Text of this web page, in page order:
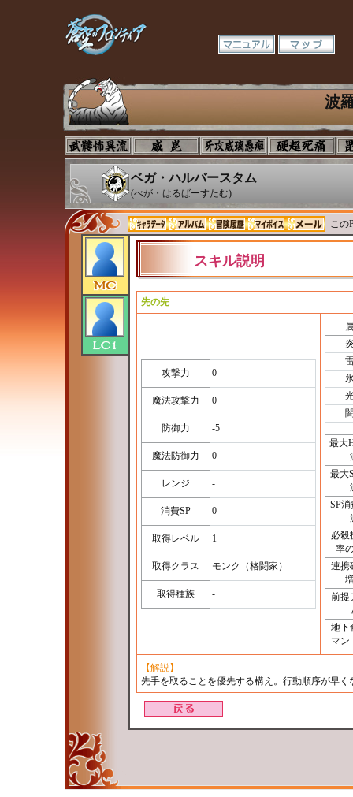
波
ベガ・ハルバースタム
(べが・はるばーすたむ)
この
スキル説明
先の先
攻撃力 0
魔法攻撃力 0
防御力 -5
魔法防御力 0
レンジ -
消費SP 0
取得レベル 1
取得クラス モンク（格闘家）
取得種族 -
最大
最大
SP
必殺
率
連携
前提
地下
マン
【解説】
先手を取ることを優先する構え。行動順序が早